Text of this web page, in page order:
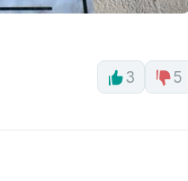
3 5